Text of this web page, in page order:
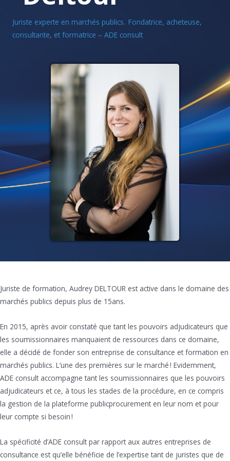
Juriste experte en marchés publics. Fondatrice, acheteuse,
consultante, et formatrice – ADE consult
Juriste de formation, Audrey DELTOUR est active dans le domaine des
marchés publics depuis plus de 15ans.
En 2015, après avoir constaté que tant les pouvoirs adjudicateurs que
les soumissionnaires manquaient de ressources dans ce domaine,
elle a décidé de fonder son entreprise de consultance et formation en
marchés publics. L’une des premières sur le marché ! Evidemment,
ADE consult accompagne tant les soumissionnaires que les pouvoirs
adjudicateurs et ce, à tous les stades de la procédure, en ce compris
la gestion de la plateforme publicprocurement en leur nom et pour
leur compte si besoin !
La spécificité d’ADE consult par rapport aux autres entreprises de
consultance est qu’elle bénéficie de l’expertise tant de juristes que de